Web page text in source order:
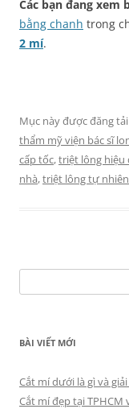
Các bạn đang xem
bằng chanh trong
2 mí.
Mục này được đăng
thẩm mỹ viện bác sĩ
cấp tốc,triệt lông hiệu
nhà,triệt lông tự
kiếm
BÀI VIẾT MỚI
Cắt mí dưới là gì và
Cắt mí đẹp tại